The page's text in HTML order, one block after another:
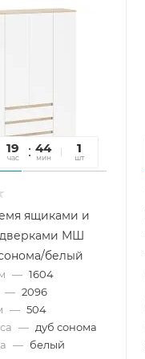
19
час
44
мин
34
сек
1
шт
ящиками и
МШ
белый
— 1604
— 2096
— 504
— дуб сонома
— белый